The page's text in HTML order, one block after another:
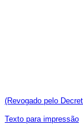
(Revogado pelo
Texto para impressão